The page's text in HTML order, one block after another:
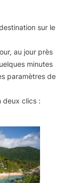
sur le
au jour près
minutes
paramètres de
deux clics :